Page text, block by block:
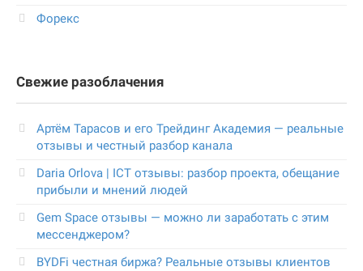
Форекс
Свежие разоблачения
Артём Тарасов и его Трейдинг Академия — реальные
отзывы и честный разбор канала
Daria Orlova | ICT отзывы: разбор проекта, обещание
прибыли и мнений людей
Gem Space отзывы — можно ли заработать с этим
мессенджером?
BYDFi честная биржа? Реальные отзывы клиентов